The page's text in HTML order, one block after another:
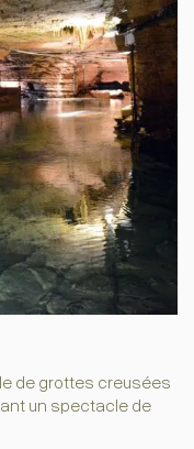
de grottes creusées
un spectacle de